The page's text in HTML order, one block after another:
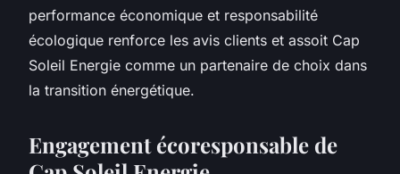
performance économique et responsabilité
écologique renforce les avis clients et assoit Cap
Soleil Energie comme un partenaire de choix dans
la transition énergétique.
Engagement écoresponsable de